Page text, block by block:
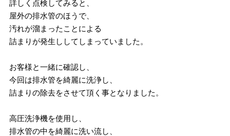
詳しく点検してみると、
屋外の排水管のほうで、
汚れが溜まったことによる
詰まりが発生ししてしまっていました。
お客様と一緒に確認し、
今回は排水管を綺麗に洗浄し、
詰まりの除去をさせて頂く事となりました。
高圧洗浄機を使用し、
排水管の中を綺麗に洗い流し、